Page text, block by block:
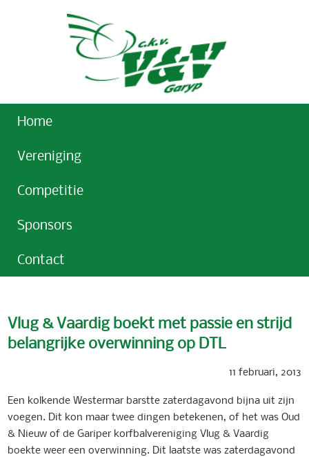
Home
Vereniging
Competitie
Sponsors
Contact
Vlug & Vaardig boekt met passie en strijd
belangrijke overwinning op DTL
11 februari, 2013
Een kolkende Westermar barstte zaterdagavond bijna uit zijn
voegen. Dit kon maar twee dingen betekenen, of het was Oud
& Nieuw of de Gariper korfbalvereniging Vlug & Vaardig
boekte weer een overwinning. Dit laatste was zaterdagavond